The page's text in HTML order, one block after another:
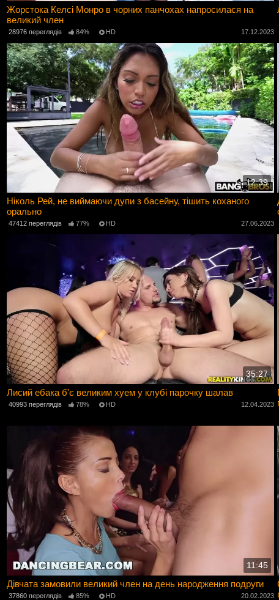
Жорстока Келсі Монро в чорних панчохах напросилася на
великий член
28976 переглядів 84% HD 17.12.2023
12:39
Ніколь Рей, не виймаючи дупи з басейну, тішить коханого
орально
47412 переглядів 77% HD 27.06.2023
35:27
Лисий ебака б'є великим хуем у клубі парочку шалав
40993 переглядів 78% HD 12.04.2023
11:45
Дівчата замовили великий член на день народження подруги
37860 переглядів 85% HD 20.02.2023